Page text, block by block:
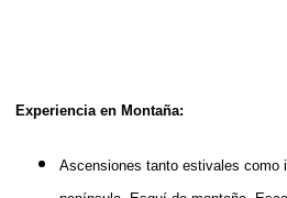
Experiencia en Montaña:
Ascensiones tanto estivales como